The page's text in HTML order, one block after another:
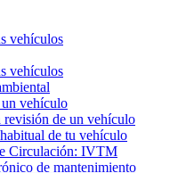
vehículos
vehículos
vehículo
revisión de un vehículo
de tu vehículo
Circulación: IVTM
de mantenimiento